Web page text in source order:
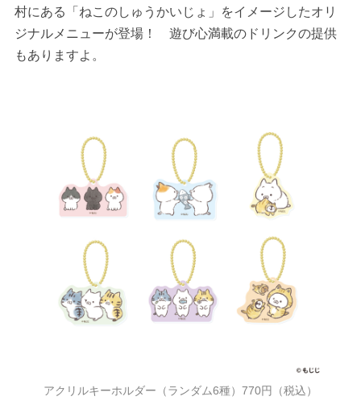
村にある「ねこのしゅうかいじょ」をイメージしたオリ
ジナルメニューが登場！ 遊び心満載のドリンクの提供
もありますよ。
アクリルキーホルダー（ランダム6種）770円（税込）